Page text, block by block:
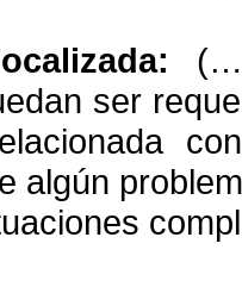
ser
algún